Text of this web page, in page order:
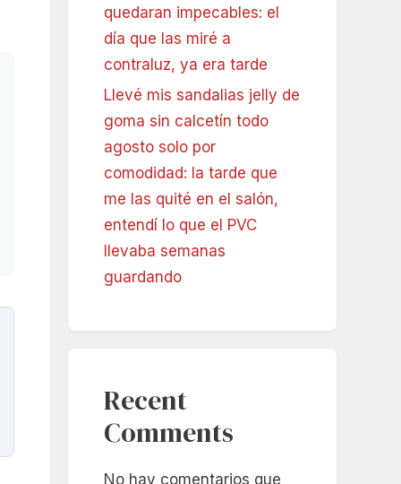
quedaran impecables: el
día que las miré a
contraluz, ya era tarde
Llevé mis sandalias jelly de
goma sin calcetín todo
agosto solo por
comodidad: la tarde que
me las quité en el salón,
entendí lo que el PVC
llevaba semanas
guardando
Recent
Comments
No hay comentarios que